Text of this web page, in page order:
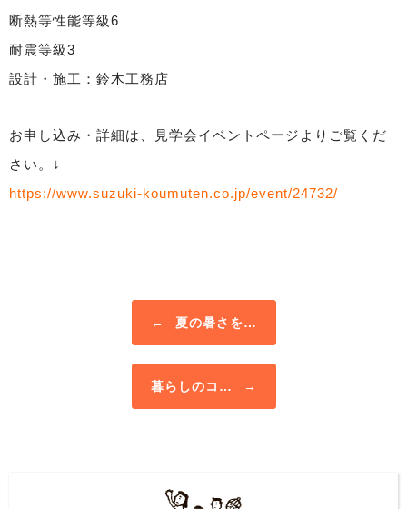
断熱等性能等級6
耐震等級3
設計・施工：鈴木工務店
お申し込み・詳細は、見学会イベントページよりご覧くだ
さい。↓
https://www.suzuki-koumuten.co.jp/event/24732/
← 夏の暑さを…
暮らしのコ… →